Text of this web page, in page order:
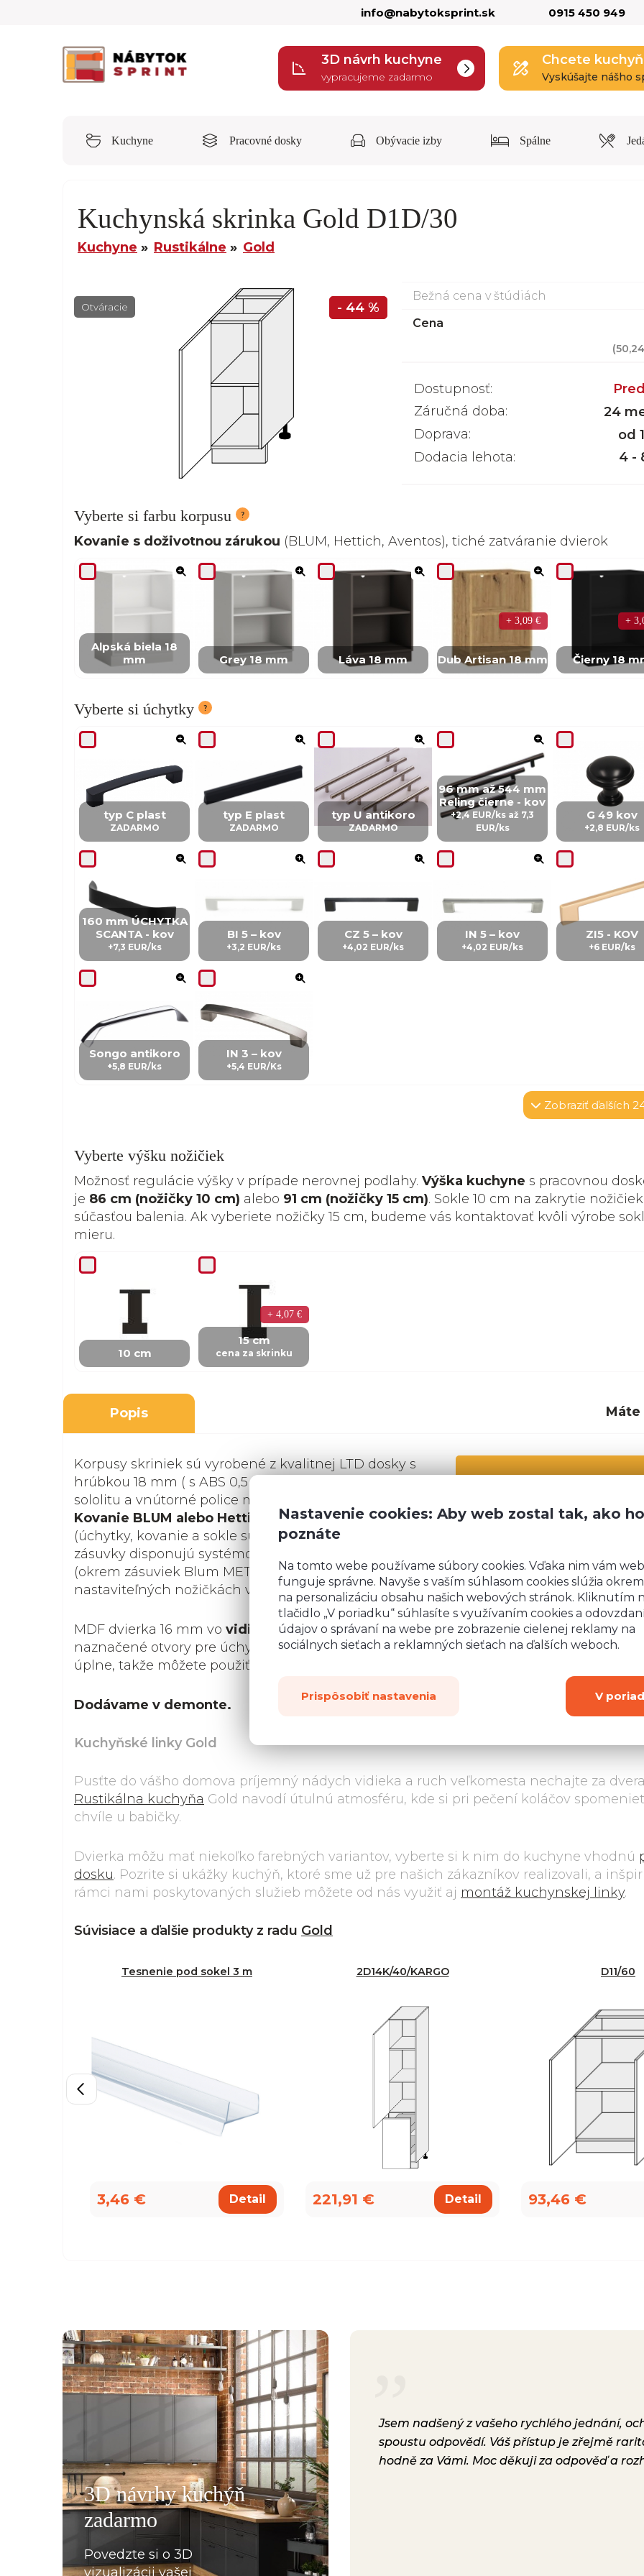
info@nabytoksprint.sk 0915 450 949
3D návrh kuchyne
vypracujeme zadarmo
Chcete
Vyskúšajte nášho
Kuchyne Pracovné dosky Obývacie izby Spálne
Kuchynská skrinka Gold D1D/30
Kuchyne Rustikálne Gold
Otváracie - 44 %
Bežná cena v štúdiách
Cena
(
Dostupnosť:
Záručná doba:
24
Doprava:
od
Dodacia lehota:
4 -
Vyberte si farbu korpusu
Kovanie s doživotnou zárukou (BLUM, Hettich, Aventos), tiché zatváranie dvierok
Alpská biela 18
mm
Grey 18 mm Láva 18 mm Dub Artisan 18 mm
+ 3,09 €
Čierny 18
+
Vyberte si úchytky
typ C plast
ZADARMO
typ E plast
ZADARMO
typ U antikoro
ZADARMO
96 mm až 544 mm
Reling čierne - kov
+2,4 EUR/ks až 7,3
EUR/ks
G 49 kov
+2,8 EUR/ks
160 mm ÚCHYTKA
SCANTA - kov
+7,3 EUR/ks
BI 5 – kov
+3,2 EUR/ks
CZ 5 – kov
+4,02 EUR/ks
IN 5 – kov
+4,02 EUR/ks
ZI5 - KOV
+6 EUR/ks
Songo antikoro
+5,8 EUR/ks
IN 3 – kov
+5,4 EUR/Ks
Zobraziť ďalších
Vyberte výšku nožičiek
Možnosť regulácie výšky v prípade nerovnej podlahy. Výška kuchyne s pracovnou
je 86 cm (nožičky 10 cm) alebo 91 cm (nožičky 15 cm). Sokle 10 cm na zakrytie
súčasťou balenia. Ak vyberiete nožičky 15 cm, budeme vás kontaktovať kvôli výrobe
mieru.
10 cm
15 cm
cena za skrinku
+ 4,07 €
Popis
Šírka:
Výška je uvedená vrát.
nožičiek a bez pracovnej
dosky.
Korpusy skriniek sú vyrobené z kvalitnej LTD dosky s
hrúbkou 18 mm ( s ABS 0,5 mm). Zadná časť je z bieleho
sololitu a vnútorné police majú nosnosť 15 ‒ 25 kg.
Kovanie BLUM alebo Hettich s doživotnou zárukou
(úchytky, kovanie a sokle sú v cene) a všetky dvierka aj
zásuvky disponujú systémom tlmeného zatvárania
(okrem zásuviek Blum METABOX). Skrinky stoja na
nastaviteľných nožičkách vo výške 10 alebo 15 cm.
MDF dvierka 16 mm vo vidieckom štýlemajú
naznačené otvory pre úchytky, ale nie sú prevŕtané
úplne, takže môžete použiť akékoľvek iné úchytky.
Dodávame v demonte.
Kuchyňské linky Gold
Pusťte do vášho domova príjemný nádych vidieka a ruch veľkomesta nechajte za
Rustikálna kuchyňa Gold navodí útulnú atmosféru, kde si pri pečení koláčov
chvíle u babičky.
Dvierka môžu mať niekoľko farebných variantov, vyberte si k nim do kuchyne vhodnú
dosku. Pozrite si ukážky kuchýň, ktoré sme už pre našich zákazníkov realizovali, a
rámci nami poskytovaných služieb môžete od nás využiť aj montáž kuchynskej linky.
Súvisiace a ďalšie produkty z radu Gold
Tesnenie pod sokel 3 m
3,46 € Detail
2D14K/40/KARGO
221,91 € Detail
D11/60
93,46 €
3D návrhy kuchýň
zadarmo
Povedzte si o 3D
vizualizácii vašej
deseti. Kuchyň je krásná a kvalitní. Ochotný personál,
mi pomohla se vším a komunikovala ihned, bez prodlení.
které jsme postupně upravovaly, stejně tak mi poslala i
pracovních desek a korpusů skříní. Montéři u nás strávili
s každou překážkou, která na ně ať už ze strany
křivých zdí apod., vykoukla. Nakonec při předání
Jsem nadšený z vašeho rychlého jednání,
spoustu odpovědí. Váš přístup je zřejmě
hodně za Vámi. Moc děkuji za odpověď a
Nastavenie cookies: Aby web zostal tak, ako ho
poznáte
Na tomto webe používame súbory cookies. Vďaka nim vám web
funguje správne. Navyše s vaším súhlasom cookies slúžia
na personalizáciu obsahu našich webových stránok. Kliknutím
tlačidlo „V poriadku“ súhlasíte s využívaním cookies a
údajov o správaní na webe pre zobrazenie cielenej reklamy na
sociálnych sieťach a reklamných sieťach na ďalších weboch.
Prispôsobiť nastavenia V